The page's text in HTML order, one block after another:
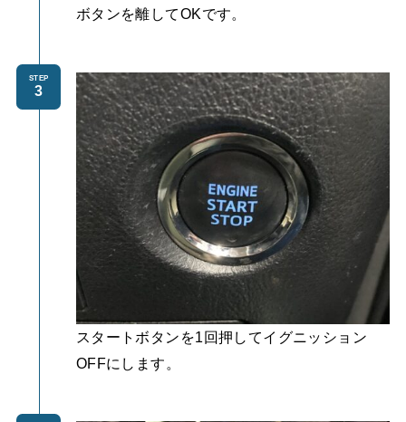
ボタンを離してOKです。
STEP
スタートボタンを1回押してイグニッション
OFFにします。